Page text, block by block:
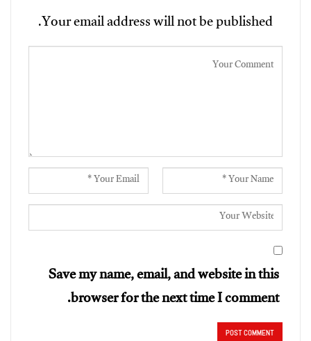
Your email address will not be published.
Save my name, email, and website in this
browser for the next time I comment.